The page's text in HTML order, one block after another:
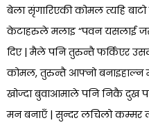
बेला सृंगारिएकी कोमल त्यहि
केटाहरुले मलाइ “पवन यसलाई
दिए | मैले पनि तुरुन्तै फर्किएर
कोमल, तुरुन्तै आफ्नो बनाइहाल्न
खोज्दा बुवाआमाले पनि निकै दुख
मन बनाएँ | सुन्दर लचिलो कम्मर